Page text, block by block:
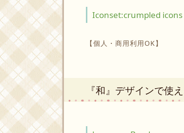
Iconset:crumpled icons
【個人・商用利用OK】
『和』デザインで使